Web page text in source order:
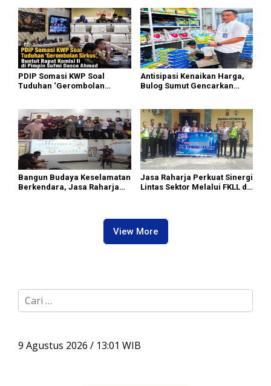
Anak
Ahmad
PDIP Somasi KWP Soal
Tuduhan ‘Gerombolan
Ahmad
Antisipasi Kenaikan Harga,
Bulog Sumut Gencarkan
Bangun Budaya Keselamatan
Berkendara, Jasa Raharja
Jasa Raharja Perkuat Sinergi
Lintas Sektor Melalui FKLL di
View More
C
a
u
9 Agustus 2026 / 13:01 WIB